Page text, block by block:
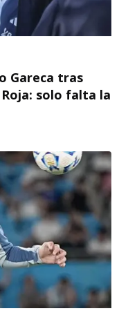
Gareca tras
solo falta la